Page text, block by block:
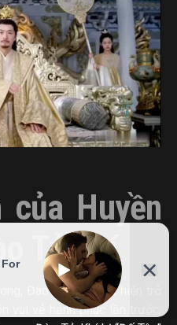
của Huyền
Tử Khí
Đào Tử Khí xuất hiện trở
vui vẻ hạnh phúc lần trước,